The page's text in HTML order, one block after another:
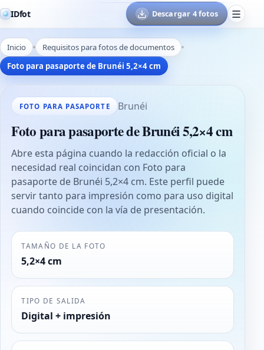
IDfot Descargar 4 fotos
Inicio
Requisitos para fotos de documentos
Foto para pasaporte de Brunéi 5,2×4 cm
FOTO PARA PASAPORTE Brunéi
Foto para pasaporte de Brunéi 5,2×4 cm
Abre esta página cuando la redacción oficial o la
necesidad real coincidan con Foto para
pasaporte de Brunéi 5,2×4 cm. Este perfil puede
servir tanto para impresión como para uso digital
cuando coincide con la vía de presentación.
TAMAÑO DE LA FOTO
5,2×4 cm
TIPO DE SALIDA
Digital + impresión